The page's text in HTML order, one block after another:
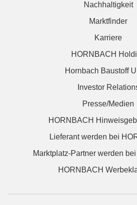
Nachhaltigkeit
Marktfinder
Karriere
HORNBACH
Hornbach Baustoff
Investor
Presse/Medien
HORNBACH
Lieferant werden bei
Marktplatz-Partner werden
HORNBACH